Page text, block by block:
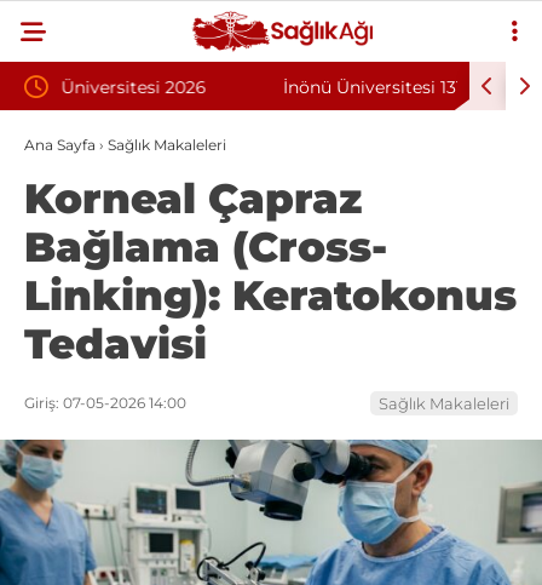
İnönü Üniversitesi 131 Sözleşmeli Personel
Alımı İlanı
Ana Sayfa › Sağlık Makaleleri
Korneal Çapraz
Bağlama (Cross-
Linking): Keratokonus
Tedavisi
Giriş: 07-05-2026 14:00 Sağlık Makaleleri